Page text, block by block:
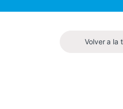
Volver a la